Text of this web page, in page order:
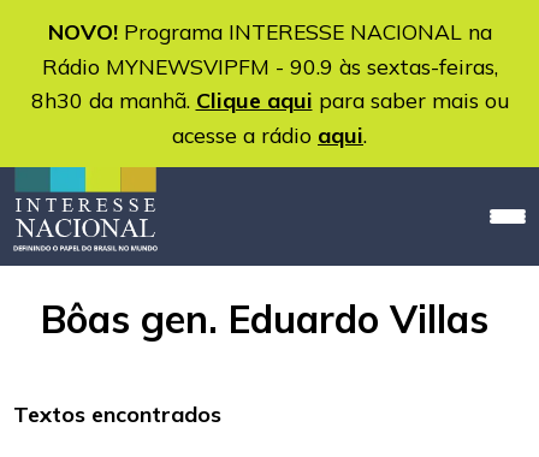
NOVO!Programa INTERESSE NACIONAL na
Rádio MYNEWSVIPFM - 90.9 às sextas-feiras,
8h30 da manhã. Clique aqui para saber mais ou
acesse a rádio aqui.
Bôas gen. Eduardo Villas
Textos encontrados